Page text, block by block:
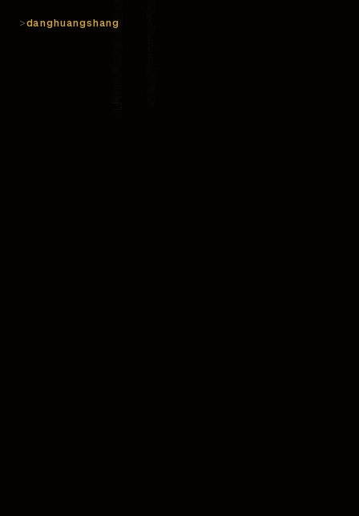
>danghuangshang